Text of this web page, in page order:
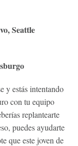
Seattle
y estás intentando
con tu equipo
replantearte
puedes ayudarte
que este joven de